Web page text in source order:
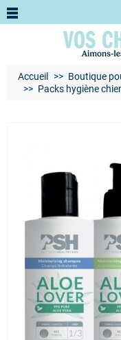
Accueil Boutique
Packs hygiène